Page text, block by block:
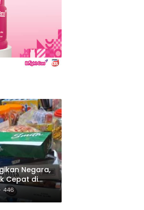
Negara,
Cepat di
446